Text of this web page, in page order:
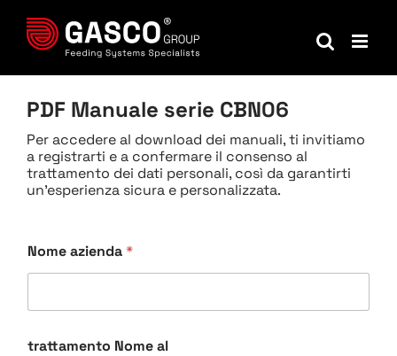
contenuto
PDF Manuale serie CBN06
Per accedere al download dei manuali, ti invitiamo
a registrarti e a confermare il consenso al
trattamento dei dati personali, così da garantirti
un'esperienza sicura e personalizzata.
Nome azienda*
trattamento Nome al